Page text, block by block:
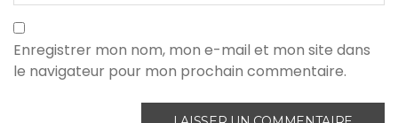
Enregistrer mon nom, mon e-mail et mon site dans
le navigateur pour mon prochain commentaire.